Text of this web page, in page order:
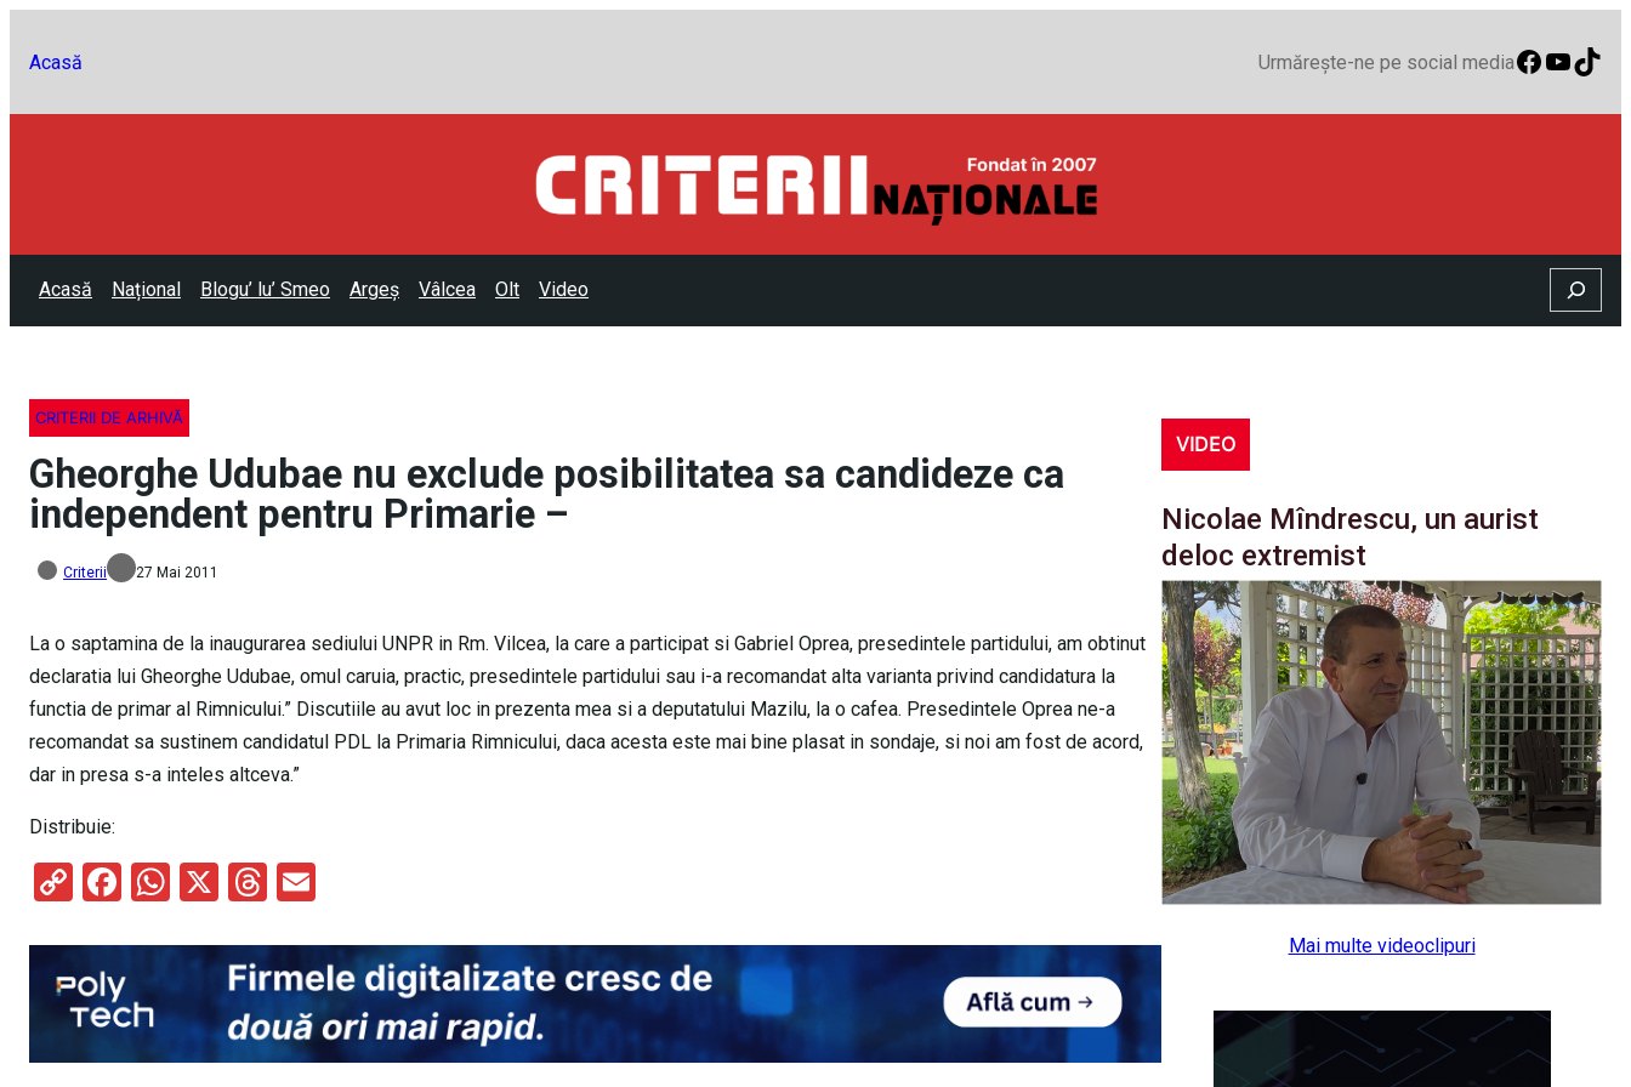
Acasă Urmărește-ne pe social media
Acasă Național Blogu’ lu’ Smeo Argeș Vâlcea Olt Video Search
CRITERII DE ARHIVĂ
Gheorghe Udubae nu exclude posibilitatea sa candideze ca
independent pentru Primarie –
Criterii 27 Mai 2011
La o saptamina de la inaugurarea sediului UNPR in Rm. Vilcea, la care a participat si Gabriel Oprea, presedintele partidului, am obtinut
declaratia lui Gheorghe Udubae, omul caruia, practic, presedintele partidului sau i-a recomandat alta varianta privind candidatura la
functia de primar al Rimnicului.” Discutiile au avut loc in prezenta mea si a deputatului Mazilu, la o cafea. Presedintele Oprea ne-a
recomandat sa sustinem candidatul PDL la Primaria Rimnicului, daca acesta este mai bine plasat in sondaje, si noi am fost de acord,
dar in presa s-a inteles altceva.”
Distribuie:
C
py
Li
n
k
F
ce
b
o
o
W
at
s
A
p
X
T
e
a
d
s
ail
VIDEO
Nicolae Mîndrescu, un aurist
deloc extremist
Mai multe videoclipuri